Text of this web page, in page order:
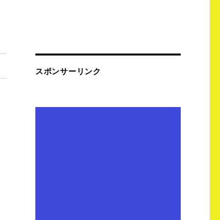
スポンサーリンク